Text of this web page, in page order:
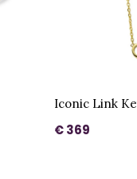
Iconic Link
€ 369